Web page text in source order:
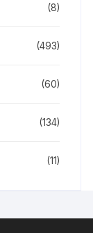
(8)
(493)
(60)
(134)
(11)